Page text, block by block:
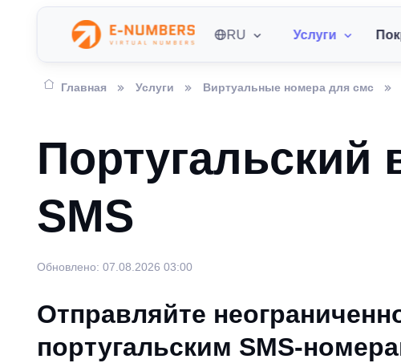
RU Услуги
Главная Услуги Виртуальные номера для смс
SMS
Обновлено: 07.08.2026 03:00
Отправляйте
португальским SMS-